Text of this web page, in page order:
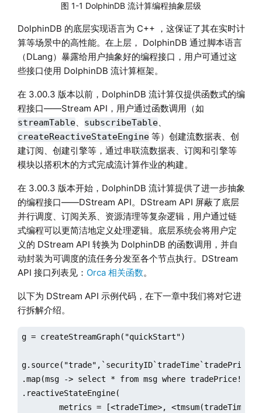
图 1-1 DolphinDB 流计算编程抽象层级
DolphinDB 的底层实现语言为 C++ ，这保证了其在实时计
算等场景中的高性能。在上层， DolphinDB 通过脚本语言
（DLang）暴露给用户抽象好的编程接口，用户可通过这
些接口使用 DolphinDB 流计算框架。
在 3.00.3 版本以前，DolphinDB 流计算仅提供函数式的编
程接口——Stream API，用户通过函数调用（如
streamTable、 subscribeTable、
createReactiveStateEngine等）创建流数据表、创
建订阅、创建引擎等，通过串联流数据表、订阅和引擎等
模块以搭积木的方式完成流计算作业的构建。
在 3.00.3 版本开始，DolphinDB 流计算提供了进一步抽象
的编程接口——DStream API。DStream API 屏蔽了底层
并行调度、订阅关系、资源清理等复杂逻辑，用户通过链
式编程可以更简洁地定义处理逻辑。底层系统会将用户定
义的 DStream API 转换为 DolphinDB 的函数调用，并自
动封装为可调度的流任务分发至各个节点执行。DStream
API 接口列表见： Orca 相关函数。
以下为 DStream API 示例代码，在下一章中我们将对它进
行拆解介绍。
g = createStreamGraph("quickStart")
.map(msg -> select * from msg where tradePrice!=0)
.reactiveStateEngine(
metrics = [<tradeTime>, <tmsum(tradeTime,